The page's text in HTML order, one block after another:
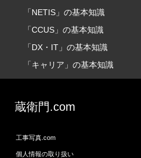
「NETIS」の基本知識
「CCUS」の基本知識
「DX・IT」の基本知識
「キャリア」の基本知識
蔵衛門.com
工事写真.com
個人情報の取り扱い